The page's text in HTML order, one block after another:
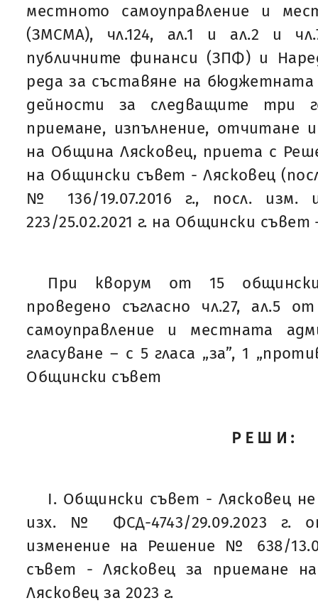
местното самоуправление и
(ЗМСМА), чл.124, ал.1 и ал.2 и
публичните финанси (ЗПФ) и
реда за съставяне на
дейности за следващите три
приемане, изпълнение,
на Община Лясковец, приета с
на Общински съвет - Лясковец
№ 136/19.07.2016 г., посл.
223/25.02.2021 г. на Общински съвет
При кворум от 15
проведено съгласно чл.27, ал.5
самоуправление и местната
гласуване – с 5 гласа „за”, 1
Общински съвет
РЕШИ:
I. Общински съвет - Лясковец
изх. № ФСД-4743/29.09.2023 г.
изменение на Решение № 638/
съвет - Лясковец за приемане
Лясковец за 2023 г.